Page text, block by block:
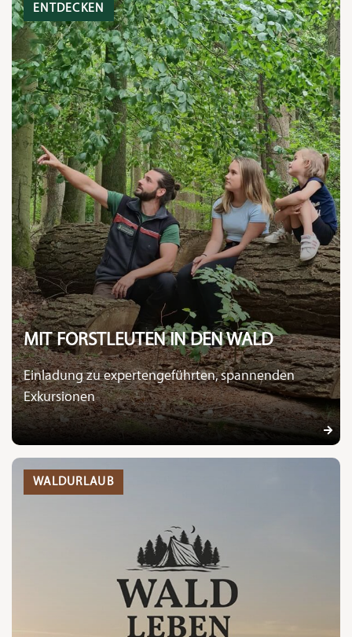
ENTDECKEN
MIT FORSTLEUTEN IN DEN WALD
Einladung zu expertengeführten, spannenden
Exkursionen
WALDURLAUB